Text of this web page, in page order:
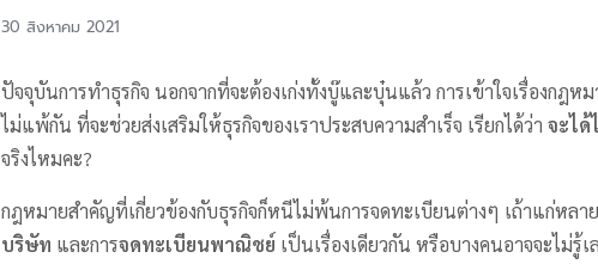
30 สิงหาคม 2021
ปัจจุบันการทำธุรกิจ นอกจากที่จะต้องเก่งทั้งบู๊และบุ๋นแล้ว การเข้าใจเรื่องกฎ
ไม่แพ้กัน ที่จะช่วยส่งเสริมให้ธุรกิจของเราประสบความสำเร็จ เรียกได้ว่า จะได้
จริงไหมคะ?
กฎหมายสำคัญที่เกี่ยวข้องกับธุรกิจก็หนีไม่พ้นการจดทะเบียนต่างๆ เถ้าแก่หลา
บริษัท และการจดทะเบียนพาณิชย์ เป็นเรื่องเดียวกัน หรือบางคนอาจจะไม่